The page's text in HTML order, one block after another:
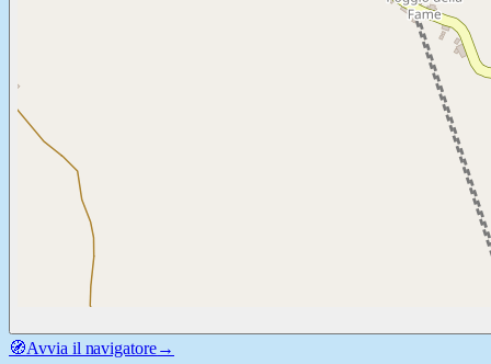
🧭Avvia il navigatore→